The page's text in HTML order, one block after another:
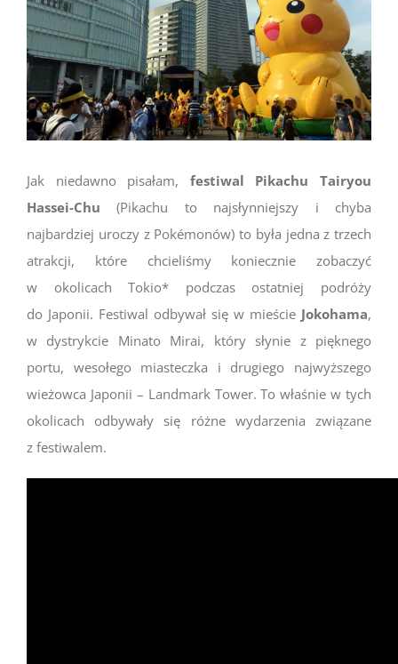
Jak niedawno pisałam, festiwal Pikachu Tairyou
Hassei-Chu (Pikachu to najsłynniejszy i chyba
najbardziej uroczy z Pokémonów) to była jedna z trzech
atrakcji, które chcieliśmy koniecznie zobaczyć
w okolicach Tokio* podczas ostatniej podróży
do Japonii. Festiwal odbywał się w mieście Jokohama,
w dystrykcie Minato Mirai, który słynie z pięknego
portu, wesołego miasteczka i drugiego najwyższego
wieżowca Japonii – Landmark Tower. To właśnie w tych
okolicach odbywały się różne wydarzenia związane
z festiwalem.